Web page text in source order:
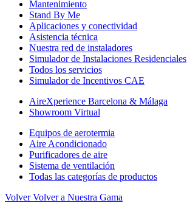
Mantenimiento
Stand By Me
Aplicaciones y conectividad
Asistencia técnica
Nuestra red de instaladores
Simulador de Instalaciones Residenciales
Todos los servicios
Simulador de Incentivos CAE
AireXperience Barcelona & Málaga
Showroom Virtual
Equipos de aerotermia
Aire Acondicionado
Purificadores de aire
Sistema de ventilación
Todas las categorías de productos
Volver Volver a Nuestra Gama